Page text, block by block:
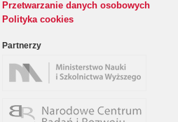
Przetwarzanie danych osobowych
Polityka cookies
Partnerzy